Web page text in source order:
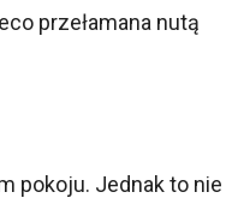
przełamana nutą
pokoju. Jednak to nie